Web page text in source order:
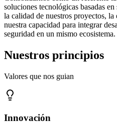
soluciones tecnológicas basadas
la calidad de nuestros proyectos,
nuestra capacidad para integrar
seguridad en un mismo ecosistema.
Nuestros principios
Valores que nos guian
Innovación